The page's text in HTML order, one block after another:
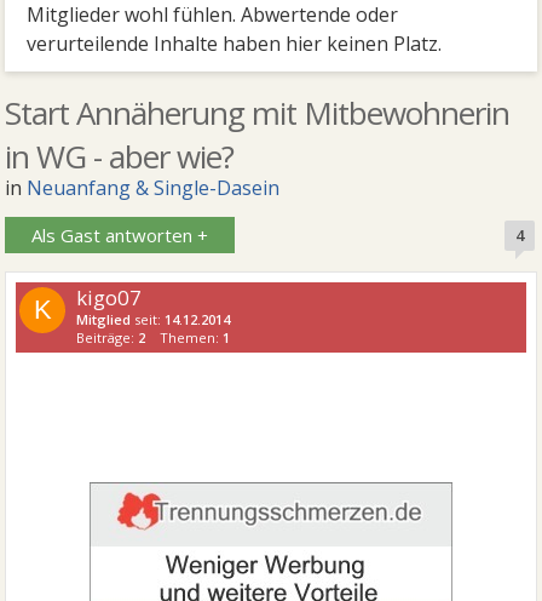
Mitglieder wohl fühlen. Abwertende oder
verurteilende Inhalte haben hier keinen Platz.
Start Annäherung mit Mitbewohnerin
in WG - aber wie?
in Neuanfang & Single-Dasein
Als Gast antworten + 4
K kigo07
Mitglied seit: 14.12.2014
Beiträge: 2 Themen: 1